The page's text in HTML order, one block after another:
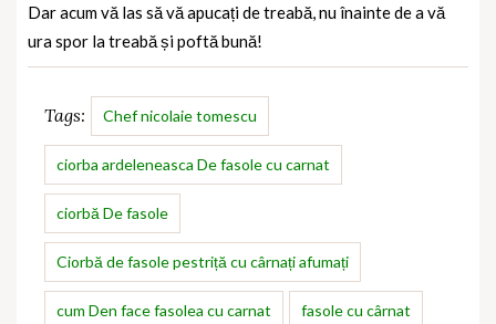
Dar acum vă las să vă apucați de treabă, nu înainte de a vă
ura spor la treabă și poftă bună!
Tags: Chef nicolaie tomescu
ciorba ardeleneasca De fasole cu carnat
ciorbă De fasole
Ciorbă de fasole pestriță cu cârnați afumați
cum Den face fasolea cu carnat fasole cu cârnat